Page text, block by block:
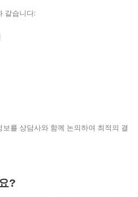
같습니다:
를 상담사와 함께 논의하여 최적의 결
?